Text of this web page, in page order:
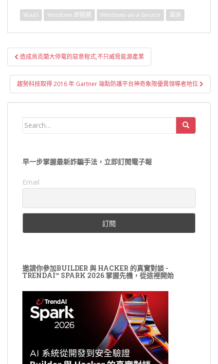
WaaS Windows 即服務 Windows-as-a-Service 漏洞
文
章
導
覽
造成烏克蘭大停電的惡意程式,不只威脅能源產業
趨勢科技取得 2016 年 Gartner 端點防護平台神奇象限優異領導者地位
Search
早一步掌握最新詐騙手法，立即訂閱電子報
Email
邀請你參加BUILDER 與 HACKER 的真實對談 -
TRENDAI™ SPARK 2026 掌握先機，從這裡開始